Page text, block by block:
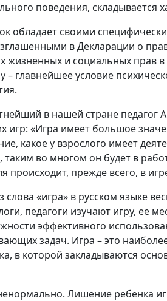
поведения, складывается
обладает своими
в Декларации о
жизненных и социальных прав
– главнейшее условие
в нашей стране педагог
игр: «Игра имеет большое
какое у взрослого имеет
таким во многом он будет в
происходит, прежде всего, в
слова «игра» в русском языке
педагоги изучают игру, ее
эффективного
задач. Игра – это
в которой закладываются
Лишение ребенка